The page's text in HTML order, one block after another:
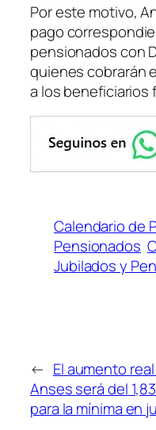
Por este motivo,
pago
pensionados con
quienes cobrarán
a los beneficiarios
Calendario de
Pensionados
Jubilados y
← El aumento
Anses será del
para la mínima en